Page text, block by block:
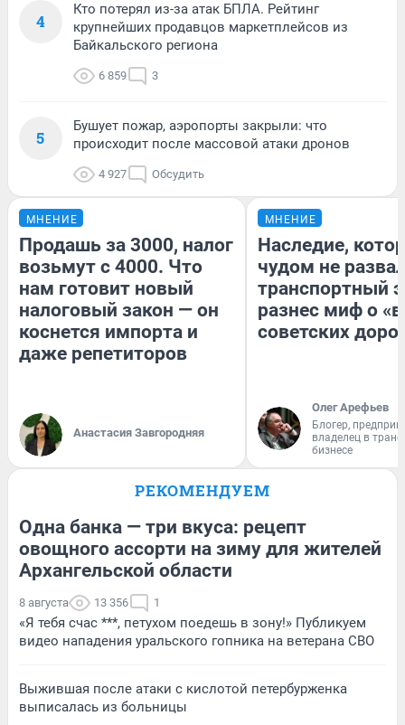
4
Кто потерял из-за атак БПЛА. Рейтинг
крупнейших продавцов маркетплейсов из
Байкальского региона
6 859 3
5
Бушует пожар, аэропорты закрыли: что
происходит после массовой атаки дронов
4 927 Обсудить
МНЕНИЕ
Продашь за 3000, налог
возьмут с 4000. Что
нам готовит новый
налоговый закон — он
коснется импорта и
даже репетиторов
Анастасия Завгородняя
МНЕНИЕ
Наследие,
чудом не
транспортный
разнес миф о
советских
Олег Арефьев
Блогер,
владелец в
бизнесе
РЕКОМЕНДУЕМ
Одна банка — три вкуса: рецепт
овощного ассорти на зиму для жителей
Архангельской области
8 августа 13 356 1
«Я тебя счас ***, петухом поедешь в зону!» Публикуем
видео нападения уральского гопника на ветерана СВО
Выжившая после атаки с кислотой петербурженка
выписалась из больницы